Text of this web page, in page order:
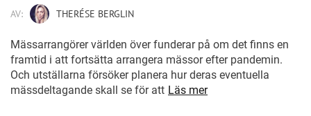
AV: THERÉSE BERGLIN
Mässarrangörer världen över funderar på om det finns en
framtid i att fortsätta arrangera mässor efter pandemin.
Och utställarna försöker planera hur deras eventuella
mässdeltagande skall se för att Läs mer